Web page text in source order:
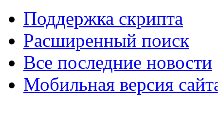
Поддержка скрипта
Расширенный поиск
Все последние новости
Мобильная версия